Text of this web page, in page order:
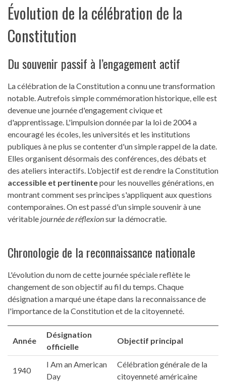
Évolution de la célébration de la
Constitution
Du souvenir passif à l’engagement actif
La célébration de la Constitution a connu une transformation
notable. Autrefois simple commémoration historique, elle est
devenue une journée d'engagement civique et
d'apprentissage. L'impulsion donnée par la loi de 2004 a
encouragé les écoles, les universités et les institutions
publiques à ne plus se contenter d'un simple rappel de la date.
Elles organisent désormais des conférences, des débats et
des ateliers interactifs. L'objectif est de rendre la Constitution
accessible et pertinentepour les nouvelles générations, en
montrant comment ses principes s'appliquent aux questions
contemporaines. On est passé d'un simple souvenir à une
véritable journée de réflexionsur la démocratie.
Chronologie de la reconnaissance nationale
L'évolution du nom de cette journée spéciale reflète le
changement de son objectif au fil du temps. Chaque
désignation a marqué une étape dans la reconnaissance de
l'importance de la Constitution et de la citoyenneté.
Année
Désignation
officielle
Objectif principal
1940
I Am an American
Day
Célébration générale de la
citoyenneté américaine